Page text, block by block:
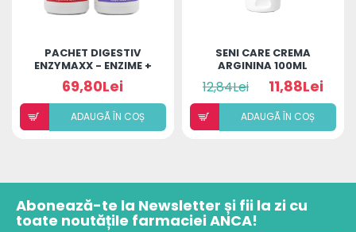
PACHET DIGESTIV
ENZYMAXX - ENZIME +
PANCREATINA
69,80Lei
ADAUGÃ ÎN COȘ
SENI CARE CREMA
ARGININA 100ML
12,84Lei 11,88Lei
ADAUGÃ ÎN COȘ
Abonează-te la Newsletter și fii la zi cu
toate noutățile farmaciei ANCA!